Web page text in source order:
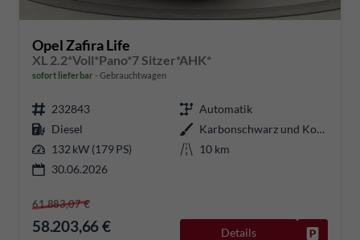
Opel Zafira Life
XL 2.2*Voll*Pano*7 Sitzer*AHK*
sofort lieferbar Gebrauchtwagen
232843
Automatik
Diesel
Karbonschwarz und Kontrastgrau
132 kW (179 PS)
10 km
30.06.2026
61.883,07 €
58.203,66 € Details